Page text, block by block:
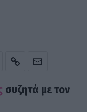
συζητά με τον